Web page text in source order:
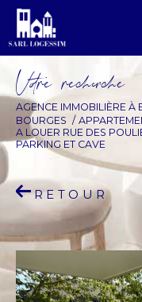
Vore recece
AGENCE IMMOBILIÈRE À
BOURGES
A LOUER RUE DES
PARKING ET CAVE
RETOUR